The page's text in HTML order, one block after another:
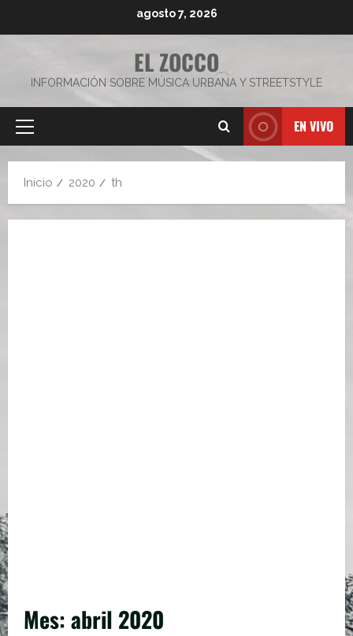
agosto 7, 2026
EL ZOCCO
INFORMACIÓN SOBRE MÚSICA URBANA Y STREETSTYLE
Menú
EN VIVO
Inicio 2020 th
Mes:abril 2020